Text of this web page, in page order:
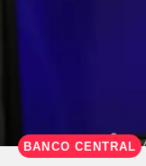
BANCO CENTRAL